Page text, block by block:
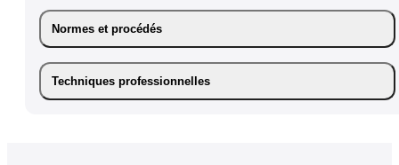
Normes et procédés
Techniques professionnelles